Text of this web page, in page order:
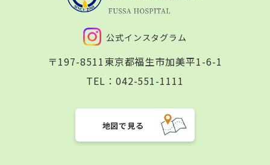
公式インスタグラム
〒197-8511東京都福生市加美平1-6-1
TEL： 042-551-1111
地図で見る